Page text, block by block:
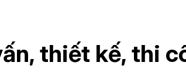
thiết kế, thi